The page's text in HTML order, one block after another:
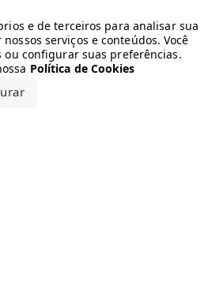
e de terceiros para analisar sua
serviços e conteúdos. Você
ou configurar suas preferências.
Política de Cookies
the brand